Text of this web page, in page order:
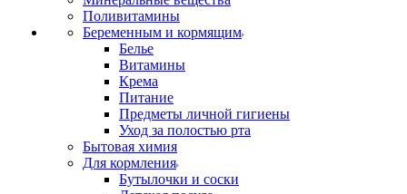
Поливитамины
Беременным и кормящим
Белье
Витамины
Крема
Питание
Предметы личной гигиены
Уход за полостью рта
Бытовая химия
Для кормления
Бутылочки и соски